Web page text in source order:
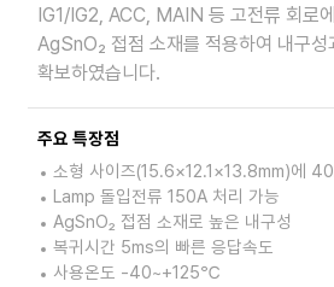
IG1/IG2, ACC, MAIN 등 고전류 회로
AgSnO₂ 접점 소재를 적용하여 내구성
확보하였습니다.
주요 특장점
소형 사이즈(15.6×12.1×13.8mm)에
Lamp 돌입전류 150A 처리 가능
AgSnO₂ 접점 소재로 높은 내구성
복귀시간 5ms의 빠른 응답속도
사용온도 -40~+125℃